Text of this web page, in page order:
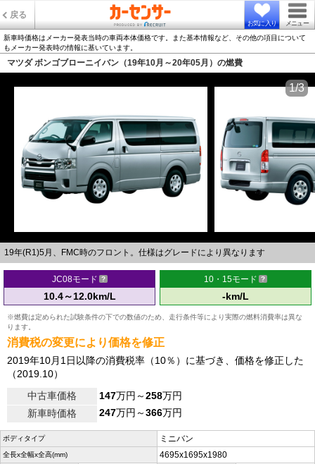
戻る
お気に入り メニュー
新車時価格はメーカー発表当時の車両本体価格です。また基本情報など、その他の項目について
もメーカー発表時の情報に基いています。
マツダ ボンゴブローニイバン（19年10月～20年05月）の燃費
19年(R1)5月、FMC時のフロント。仕様はグレードにより異なります
1/3
JC08モード
10.4～12.0km/L
10・15モード
-km/L
※燃費は定められた試験条件の下での数値のため、走行条件等により実際の燃料消費率は異な
ります。
消費税の変更により価格を修正
2019年10月1日以降の消費税率（10％）に基づき、価格を修正した
（2019.10）
中古車価格
147万円～258万円
新車時価格
247万円～366万円
ボディタイプ ミニバン
全長x全幅x全高(mm) 4695x1695x1980